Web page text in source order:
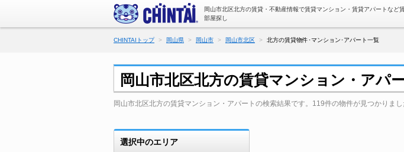
岡山市北区北方の賃貸・不動産情報で賃貸マンション・賃貸アパートなど
部屋探し
CHINTAIトップ 岡山県 岡山市 岡山市北区 北方の賃貸物件･マンション･アパート一覧
岡山市北区北方の賃貸マンション・アパ
岡山市北区北方の賃貸マンション・アパートの検索結果です。119件の物件が見つかりま
選択中のエリア